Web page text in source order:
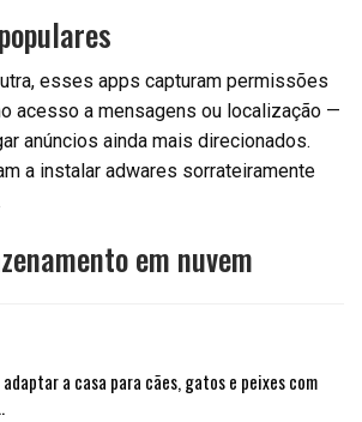
esses apps capturam permissões
acesso a mensagens ou localização —
anúncios ainda mais direcionados.
a instalar adwares sorrateiramente
em nuvem
adaptar a casa para cães, gatos e peixes com